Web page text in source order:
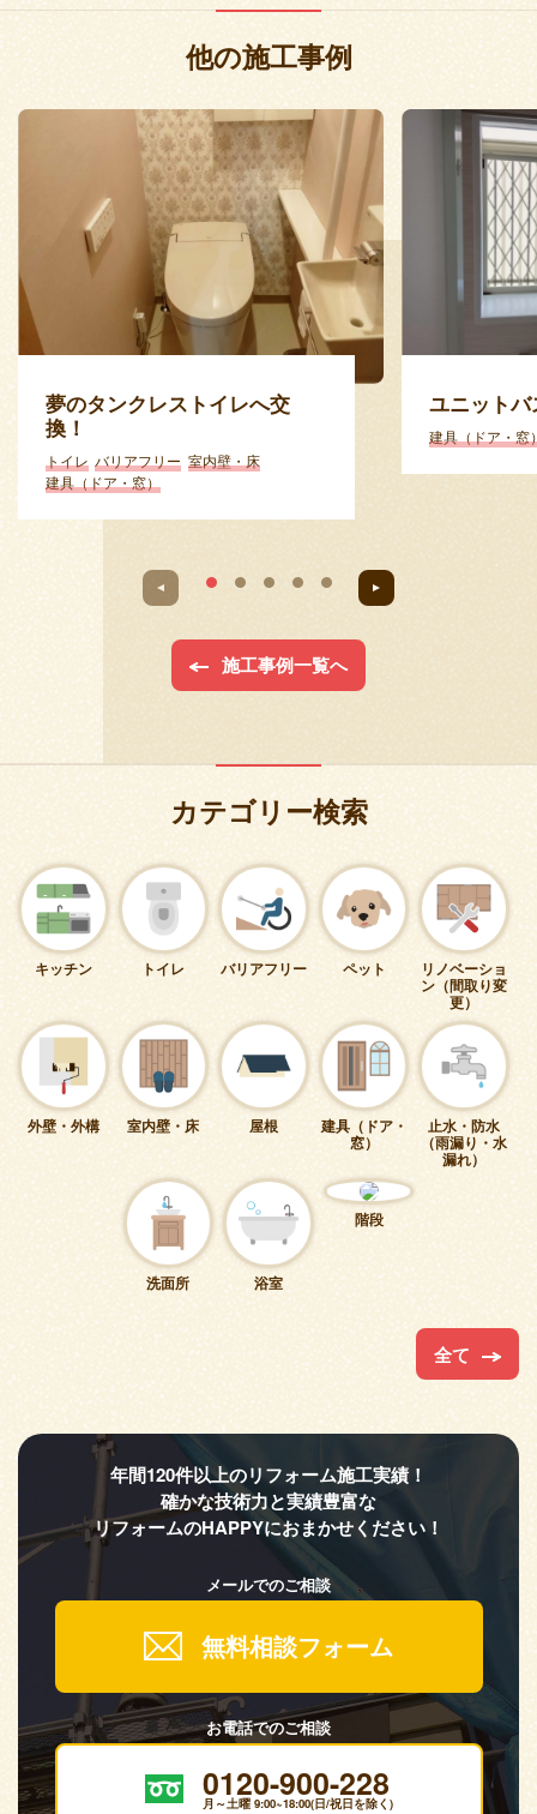
他の施工事例
夢のタンクレストイレへ交
換！
トイレ バリアフリー 室内壁・床
建具（ドア・窓）
ユニット
建具（ドア・窓
施工事例一覧へ
カテゴリー検索
キッチン トイレ バリアフリー ペット
リノベーショ
ン（間取り変
更）
外壁・外構 室内壁・床 屋根
建具（ドア・
窓）
止水・防水
（雨漏り・水
漏れ）
洗面所 浴室
階段
全て
年間120件以上のリフォーム施工実績！
確かな技術力と実績豊富な
リフォームのHAPPYにおまかせください！
メールでのご相談
無料相談フォーム
お電話でのご相談
0120-900-228
月～土曜 9:00~18:00(日/祝日を除く)